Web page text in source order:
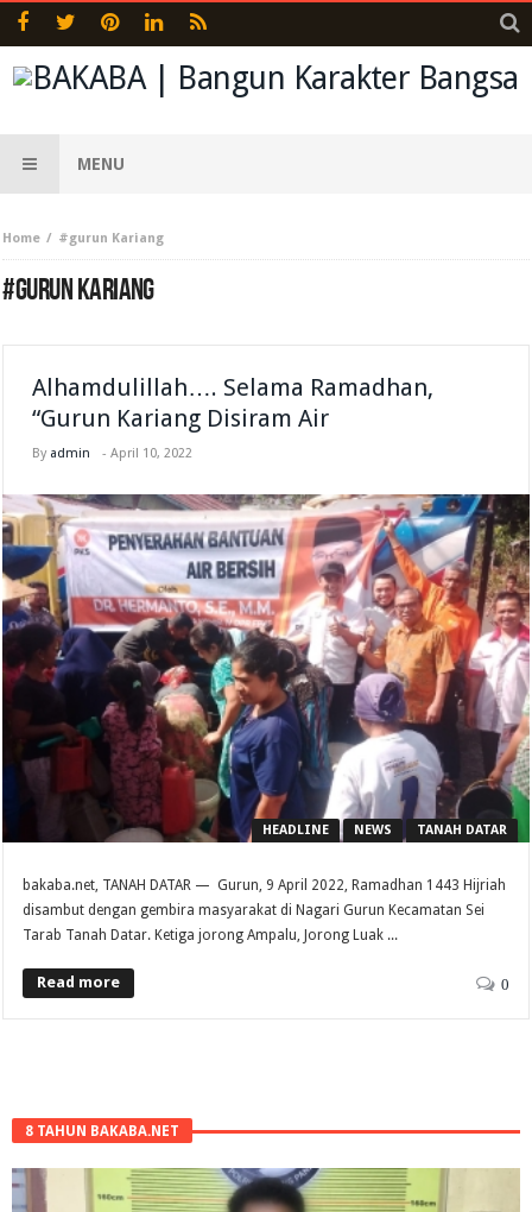
MENU
Home #gurun Kariang
#GURUN KARIANG
Alhamdulillah…. Selama Ramadhan,
“Gurun Kariang Disiram Air
By admin -April 10, 2022
HEADLINE NEWS TANAH DATAR
bakaba.net, TANAH DATAR — Gurun, 9 April 2022, Ramadhan 1443 Hijriah
disambut dengan gembira masyarakat di Nagari Gurun Kecamatan Sei
Tarab Tanah Datar. Ketiga jorong Ampalu, Jorong Luak ...
Read more 0
8 TAHUN BAKABA.NET